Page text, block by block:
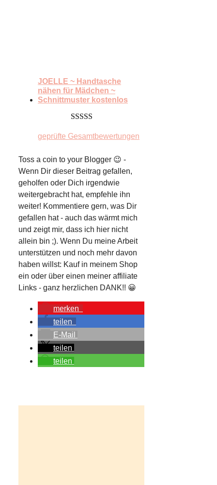
JOELLE ~ Handtasche
nähen für Mädchen ~
Schnittmuster kostenlos
geprüfte Gesamtbewertungen
Toss a coin to your Blogger 😉 -
Wenn Dir dieser Beitrag gefallen,
geholfen oder Dich irgendwie
weitergebracht hat, empfehle ihn
weiter! Kommentiere gern, was Dir
gefallen hat - auch das wärmt mich
und zeigt mir, dass ich hier nicht
allein bin ;). Wenn Du meine Arbeit
unterstützen und noch mehr davon
haben willst: Kauf in meinem Shop
ein oder über einen meiner affiliate
Links - ganz herzlichen DANK!! 😀
merken
teilen
E-Mail
teilen
teilen